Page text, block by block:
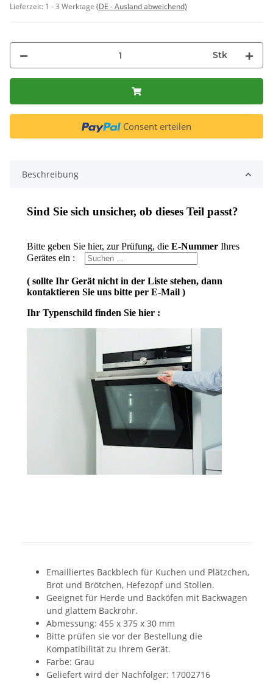
Lieferzeit: 1 - 3 Werktage (DE - Ausland abweichend)
Stk
Consent erteilen
Beschreibung
Emailliertes Backblech für Kuchen und Plätzchen,
Brot und Brötchen, Hefezopf und Stollen.
Geeignet für Herde und Backöfen mit Backwagen
und glattem Backrohr.
Abmessung: 455 x 375 x 30 mm
Bitte prüfen sie vor der Bestellung die
Kompatibilität zu Ihrem Gerät.
Farbe: Grau
Geliefert wird der Nachfolger: 17002716